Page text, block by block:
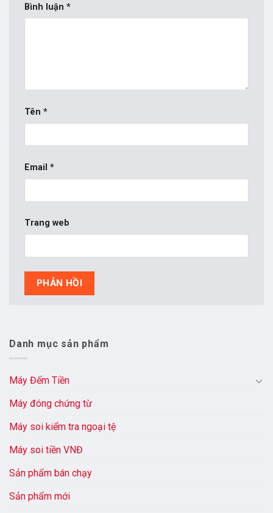
Danh mục sản phẩm
Máy Đếm Tiền
Máy đóng chứng từ
Máy soi kiểm tra ngoại tệ
Máy soi tiền VNĐ
Sản phẩm bán chạy
Sản phẩm mới
Bình luận *
Tên *
Email *
Trang web